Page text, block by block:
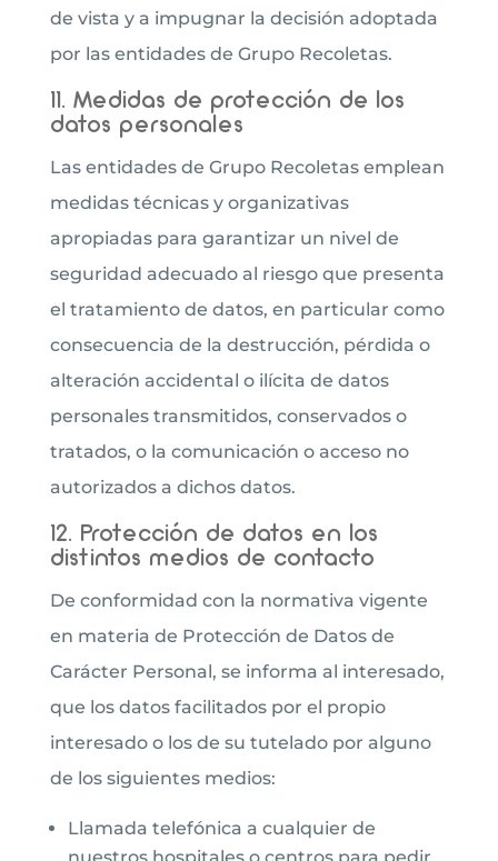
de vista y a impugnar la decisión adoptada
por las entidades de Grupo Recoletas.
11. Medidas de protección de los
datos personales
Las entidades de Grupo Recoletas emplean
medidas técnicas y organizativas
apropiadas para garantizar un nivel de
seguridad adecuado al riesgo que presenta
el tratamiento de datos, en particular como
consecuencia de la destrucción, pérdida o
alteración accidental o ilícita de datos
personales transmitidos, conservados o
tratados, o la comunicación o acceso no
autorizados a dichos datos.
12. Protección de datos en los
distintos medios de contacto
De conformidad con la normativa vigente
en materia de Protección de Datos de
Carácter Personal, se informa al interesado,
que los datos facilitados por el propio
interesado o los de su tutelado por alguno
de los siguientes medios:
Llamada telefónica a cualquier de